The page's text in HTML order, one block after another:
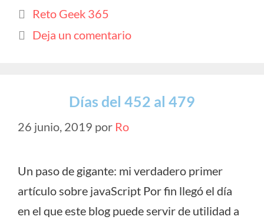
e
b
o
at
s
A
itt
er
Li
Categorías
Reto Geek 365
Deja un comentario
Días del 452 al 479
26 junio, 2019 por Ro
Un paso de gigante: mi verdadero primer
artículo sobre javaScript Por fin llegó el día
en el que este blog puede servir de utilidad a